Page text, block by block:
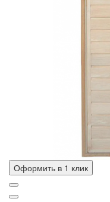
Оформить в 1 клик